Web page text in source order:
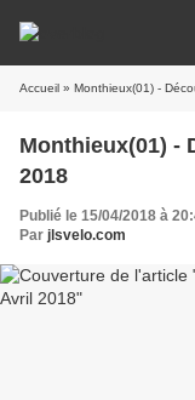
Accueil » Monthieux(01) -
Monthieux(01) -
2018
Publié le 15/04/2018 à
Par jlsvelo.com